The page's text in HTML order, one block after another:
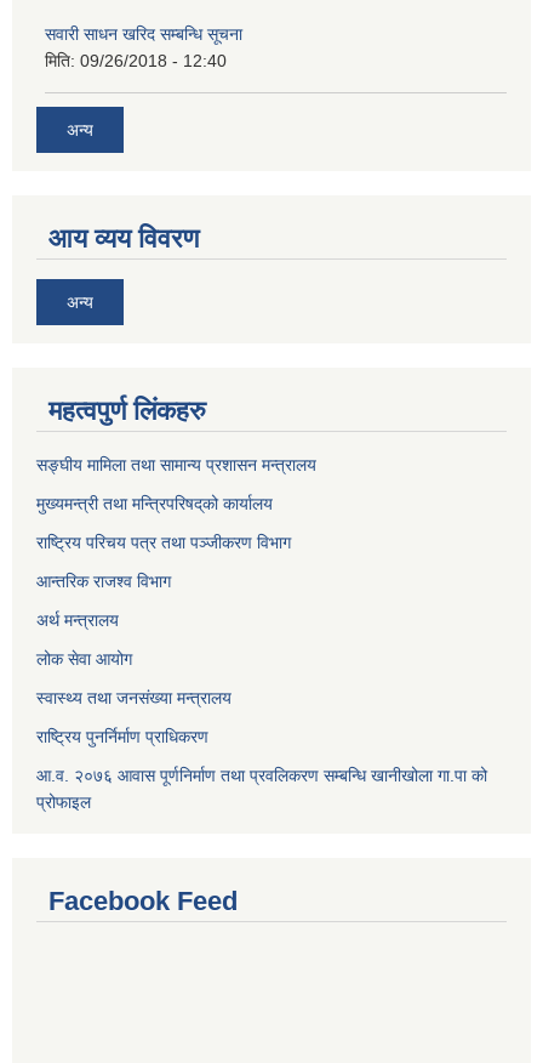
सवारी साधन खरिद सम्बन्धि सूचना
मिति: 09/26/2018 - 12:40
अन्य
आय व्यय विवरण
अन्य
महत्वपुर्ण लिंकहरु
सङ्घीय मामिला तथा सामान्य प्रशासन मन्त्रालय
मुख्यमन्त्री तथा मन्त्रिपरिषद्‌को कार्यालय
राष्ट्रिय परिचय पत्र तथा पञ्जीकरण विभाग
आन्तरिक राजश्व विभाग
अर्थ मन्त्रालय
लोक सेवा आयोग
स्वास्थ्य तथा जनसंख्या मन्त्रालय
राष्ट्रिय पुनर्निर्माण प्राधिकरण
आ.व. २०७६ आवास पूर्णनिर्माण तथा प्रवलिकरण सम्बन्धि खानीखोला गा.पा को
प्रोफाइल
Facebook Feed